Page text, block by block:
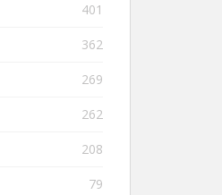
401
362
269
262
208
79